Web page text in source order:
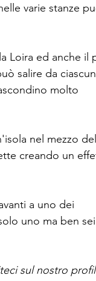
varie stanze
Loira ed anche il
salire da ciascun
molto
nel mezzo del
creando un
a uno dei
uno ma ben sei
sul nostro